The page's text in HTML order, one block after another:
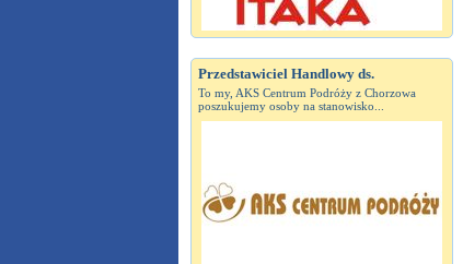
Przedstawiciel Handlowy ds.
To my, AKS Centrum Podróży z Chorzowa
poszukujemy osoby na stanowisko...